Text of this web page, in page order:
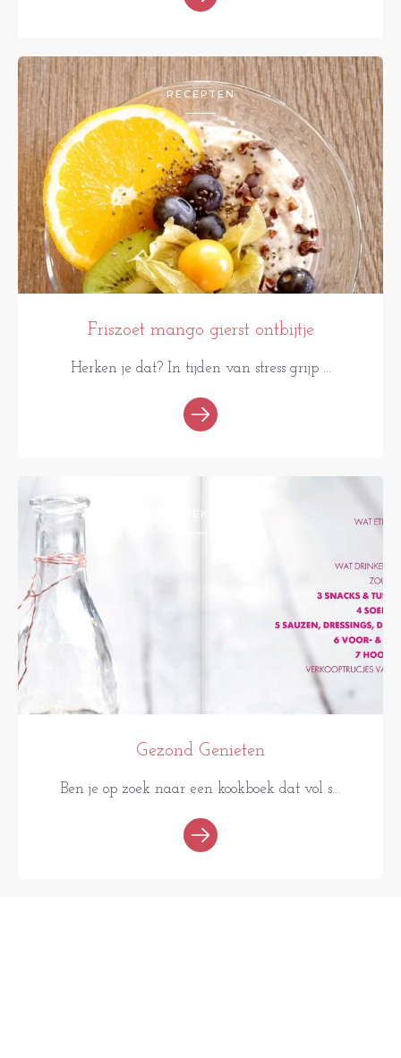
RECEPTEN
Friszoet mango gierst ontbijtje
Herken je dat? In tijden van stress grijp ...
BOEKEN
Gezond Genieten
Ben je op zoek naar een kookboek dat vol s...